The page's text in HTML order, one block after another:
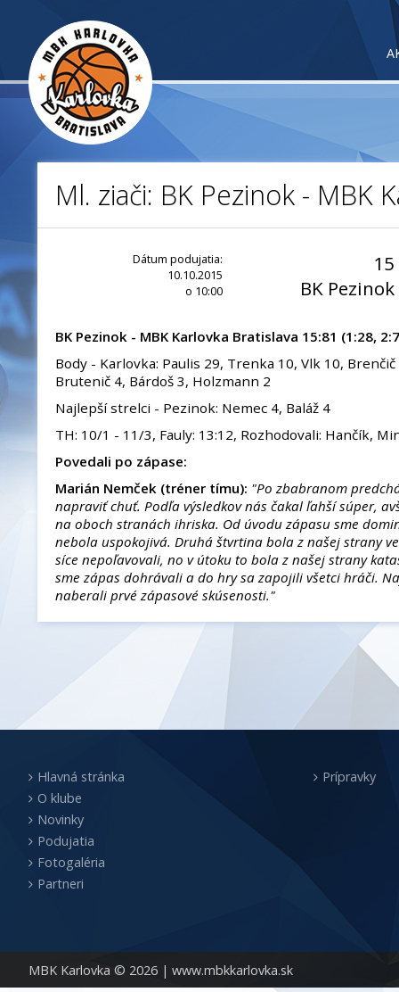
Ml. ziači: BK Pezinok - MBK
Dátum podujatia:
10.10.2015
o 10:00
15
BK Pezinok
BK Pezinok - MBK Karlovka Bratislava 15:81 (1:28,
Body - Karlovka: Paulis 29, Trenka 10, Vlk 10,
Brutenič 4, Bárdoš 3, Holzmann 2
Najlepší strelci - Pezinok: Nemec 4, Baláž 4
TH: 10/1 - 11/3, Fauly: 13:12, Rozhodovali: Hančík,
Povedali po zápase:
Marián Nemček (tréner tímu): "Po zbabranom
napraviť chuť. Podľa výsledkov nás čakal ľahší súper,
na oboch stranách ihriska. Od úvodu zápasu sme
nebola uspokojivá. Druhá štvrtina bola z našej strany
síce nepoľavovali, no v útoku to bola z našej strany
sme zápas dohrávali a do hry sa zapojili všetci hráči.
naberali prvé zápasové skúsenosti."
MBK Karlovka © 2026 | www.mbkkarlovka.sk
Hlavná stránka
O klube
Novinky
Podujatia
Fotogaléria
Partneri
Prípravky